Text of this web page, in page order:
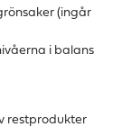
(ingår
i balans
restprodukter